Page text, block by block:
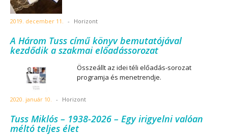
2019. december 11. - Horizont
A Három Tuss című könyv bemutatójával
kezdődik a szakmai előadássorozat
Összeállt az idei téli előadás-sorozat
programja és menetrendje.
2020. január 10. - Horizont
Tuss Miklós – 1938-2026 – Egy irigyelni valóan
méltó teljes élet